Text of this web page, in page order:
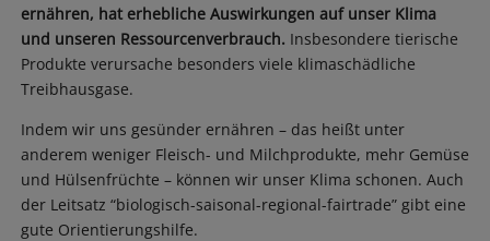
ernähren, hat erhebliche Auswirkungen auf unser Klima
und unseren Ressourcenverbrauch. Insbesondere tierische
Produkte verursache besonders viele klimaschädliche
Treibhausgase.
Indem wir uns gesünder ernähren – das heißt unter
anderem weniger Fleisch- und Milchprodukte, mehr Gemüse
und Hülsenfrüchte – können wir unser Klima schonen. Auch
der Leitsatz “biologisch-saisonal-regional-fairtrade” gibt eine
gute Orientierungshilfe.